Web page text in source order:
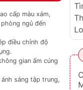
cấp màu xám,
ngủ đến
điều chỉnh độ
gian ấm cúng
sáng tập trung,